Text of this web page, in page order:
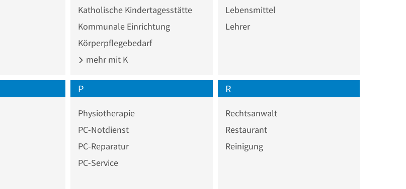
Katholische Kindertagesstätte
Kommunale Einrichtung
Körperpflegebedarf
mehr mit K
Lebensmittel
Lehrer
P
Physiotherapie
PC-Notdienst
PC-Reparatur
PC-Service
R
Rechtsanwalt
Restaurant
Reinigung